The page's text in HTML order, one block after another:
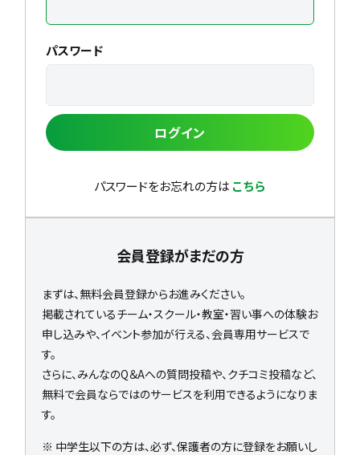
パスワード
ログイン
パスワードをお忘れの方は こちら
会員登録がまだの方
まずは、無料会員登録からお進みください。
掲載されているチーム・スクール・教室・習い事への体験お
申し込みや、イベント参加が行える、会員専用サービスで
す。
さらに、みんなのQ＆Aへの質問投稿や、クチコミ投稿など、
無料で会員ならではのサービスを利用できるようになりま
す。
※ 中学生以下の方は、必ず、保護者の方に登録をお願いし